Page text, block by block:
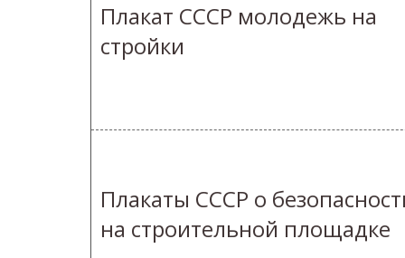
Плакат СССР молодежь на
стройки
Плакаты СССР о
на строительной площадке